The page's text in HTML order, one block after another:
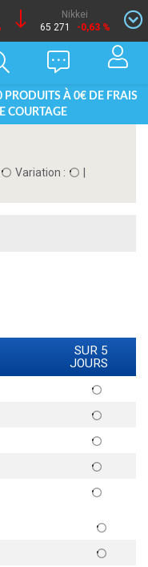
Nikkei
65 271
-0,63 %
PRODUITS À 0€ DE FRAIS
COURTAGE
Variation :
SUR 5
JOURS